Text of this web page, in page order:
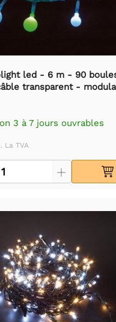
led - 6 m - 90
transparent -
3 à 7 jours ouvrables
La TVA